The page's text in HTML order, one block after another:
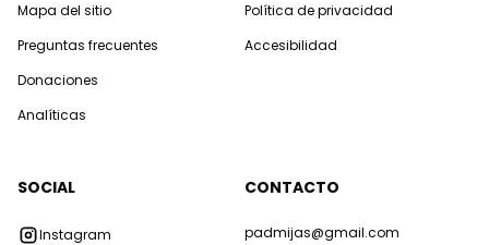
Mapa del sitio
Preguntas frecuentes
Donaciones
Analíticas
Política de privacidad
Accesibilidad
SOCIAL
Instagram
CONTACTO
padmijas@gmail.com